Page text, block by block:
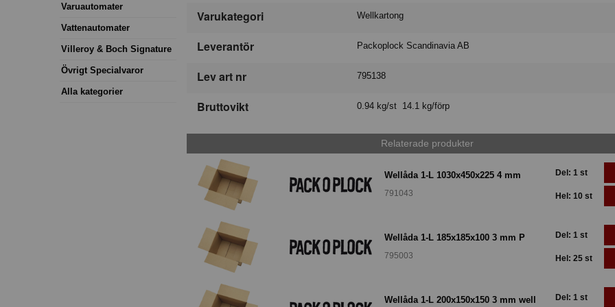
Varuautomater
Vattenautomater
Villeroy & Boch Signature
Övrigt Specialvaror
Alla kategorier
Varukategori Wellkartong
Leverantör Packoplock Scandinavia AB
Lev art nr 795138
Bruttovikt 0.94 kg/st 14.1 kg/förp
Relaterade produkter
Wellåda 1-L 1030x450x225 4 mm
791043
Del: 1 st
Hel: 10 st
Wellåda 1-L 185x185x100 3 mm P
795003
Del: 1 st
Hel: 25 st
Wellåda 1-L 200x150x150 3 mm well Del: 1 st